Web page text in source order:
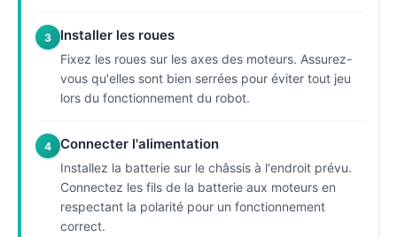
3 Installer les roues
Fixez les roues sur les axes des moteurs. Assurez-
vous qu'elles sont bien serrées pour éviter tout jeu
lors du fonctionnement du robot.
4 Connecter l'alimentation
Installez la batterie sur le châssis à l'endroit prévu.
Connectez les fils de la batterie aux moteurs en
respectant la polarité pour un fonctionnement
correct.